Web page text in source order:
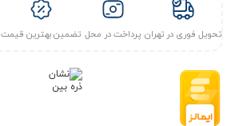
برای شما عزیزان به ارمغان خواهد آورد.
تحویل فوری در تهران پرداخت در محل تضمین بهترین قیمت